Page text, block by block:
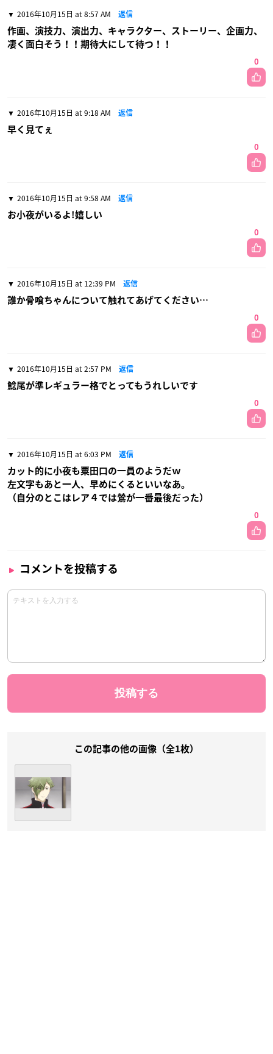
2016年10月15日 at 8:57 AM 返信
作画、演技力、演出力、キャラクター、ストーリー、企画力、
凄く面白そう！！期待大にして待つ！！
0
2016年10月15日 at 9:18 AM 返信
早く見てぇ
0
2016年10月15日 at 9:58 AM 返信
お小夜がいるよ!嬉しい
0
2016年10月15日 at 12:39 PM 返信
誰か骨喰ちゃんについて触れてあげてください…
0
2016年10月15日 at 2:57 PM 返信
鯰尾が準レギュラー格でとってもうれしいです
0
2016年10月15日 at 6:03 PM 返信
カット的に小夜も粟田口の一員のようだｗ
左文字もあと一人、早めにくるといいなあ。
（自分のとこはレア４では鶯が一番最後だった）
0
コメントを投稿する
この記事の他の画像（全1枚）